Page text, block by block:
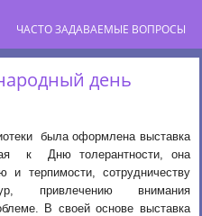
ЧАСТО ЗАДАВАЕМЫЕ ВОПРОСЫ
день
была оформлена выставка
к Дню толерантности, она
и терпимости, сотрудничеству
привлечению внимания
В своей основе выставка